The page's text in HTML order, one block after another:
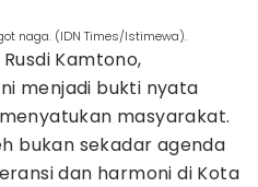
naga. (IDN Times/Istimewa).
Kamtono,
menjadi bukti nyata
masyarakat.
bukan sekadar agenda
dan harmoni di Kota